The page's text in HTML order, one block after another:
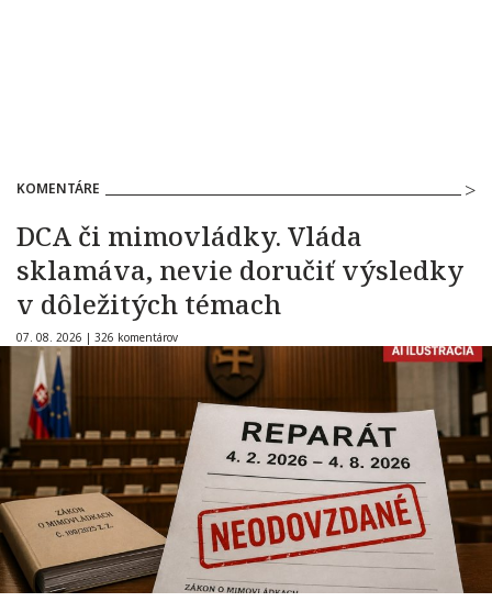
KOMENTÁRE
DCA či mimovládky. Vláda
sklamáva, nevie doručiť výsledky
v dôležitých témach
07. 08. 2026 | 326 komentárov